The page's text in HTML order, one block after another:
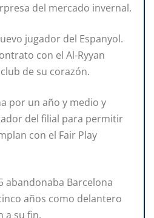
del mercado invernal.
jugador del Espanyol.
con el Al-Ryyan
de su corazón.
por un año y medio y
del filial para permitir
con el Fair Play
abandonaba Barcelona
años como delantero
a su fin.